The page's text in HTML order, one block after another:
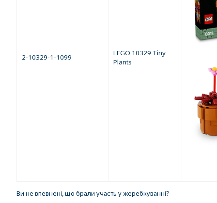
2-10329-1-1099
LEGO 10329 Tiny
Plants
Ви не впевнені, що брали участь у жеребкуванні?